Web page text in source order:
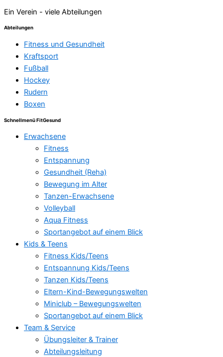
Ein Verein - viele Abteilungen
Abteilungen
Fitness und Gesundheit
Kraftsport
Fußball
Hockey
Rudern
Boxen
Schnellmenü FitGesund
Erwachsene
Fitness
Entspannung
Gesundheit (Reha)
Bewegung im Alter
Tanzen-Erwachsene
Volleyball
Aqua Fitness
Sportangebot auf einem Blick
Kids & Teens
Fitness Kids/Teens
Entspannung Kids/Teens
Tanzen Kids/Teens
Eltern-Kind-Bewegungswelten
Miniclub – Bewegungswelten
Sportangebot auf einem Blick
Team & Service
Übungsleiter & Trainer
Abteilungsleitung